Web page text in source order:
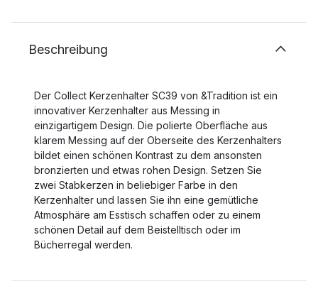
Beschreibung
Der Collect Kerzenhalter SC39 von &Tradition ist ein
innovativer Kerzenhalter aus Messing in
einzigartigem Design. Die polierte Oberfläche aus
klarem Messing auf der Oberseite des Kerzenhalters
bildet einen schönen Kontrast zu dem ansonsten
bronzierten und etwas rohen Design. Setzen Sie
zwei Stabkerzen in beliebiger Farbe in den
Kerzenhalter und lassen Sie ihn eine gemütliche
Atmosphäre am Esstisch schaffen oder zu einem
schönen Detail auf dem Beistelltisch oder im
Bücherregal werden.